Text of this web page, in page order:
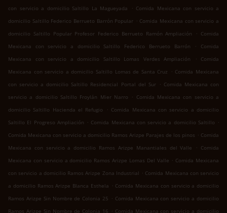
con servicio a domicilio Saltillo La Magueyada
. Comida Mexicana con servicio a
domicilio Saltillo Federico Berrueto Barrón Popular . Comida Mexicana con servicio a
domicilio Saltillo Popular Profesor Federico Berrueto Ramón Ampliación
. Comida
Mexicana con servicio a domicilio Saltillo Federico Berrueto Barrón
.
Comida
Mexicana con servicio a domicilio Saltillo Lomas Verdes Ampliación
.
Comida
Mexicana con servicio a domicilio Saltillo Lomas de Santa Cruz
. Comida Mexicana
con servicio a domicilio Saltillo Residencial Portal del Sur . Comida Mexicana con
servicio a domicilio Saltillo Froylán Mier Narro
. Comida Mexicana con servicio a
domicilio Saltillo Hacienda el Refugio
. Comida Mexicana con servicio a domicilio
Saltillo El Progreso Ampliación . Comida Mexicana con servicio a domicilio Saltillo .
Comida Mexicana con servicio a domicilio Ramos Arizpe Parajes de los pinos . Comida
Mexicana con servicio a domicilio Ramos Arizpe Manantiales del Valle
. Comida
Mexicana con servicio a domicilio Ramos Arizpe Lomas Del Valle . Comida Mexicana
con servicio a domicilio Ramos Arizpe Zona Industrial . Comida Mexicana con servicio
a domicilio Ramos Arizpe Blanca Esthela . Comida Mexicana con servicio a domicilio
Ramos Arizpe Sin Nombre de Colonia 25 . Comida Mexicana con servicio a domicilio
Ramos Arizpe Sin Nombre de Colonia 16 . Comida Mexicana con servicio a domicilio